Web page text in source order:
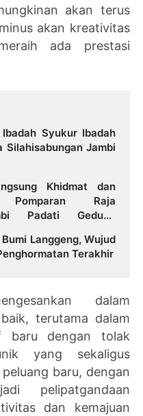
akan terus
akan kreativitas
ada prestasi
Syukur Ibadah
Silahisabungan Jambi
Khidmat dan
Raja
Padati Gedung
Langgeng, Wujud
Terakhir
dalam
terutama dalam
baru dengan tolak
yang sekaligus
baru, dengan
pelipatgandaan
dan kemajuan